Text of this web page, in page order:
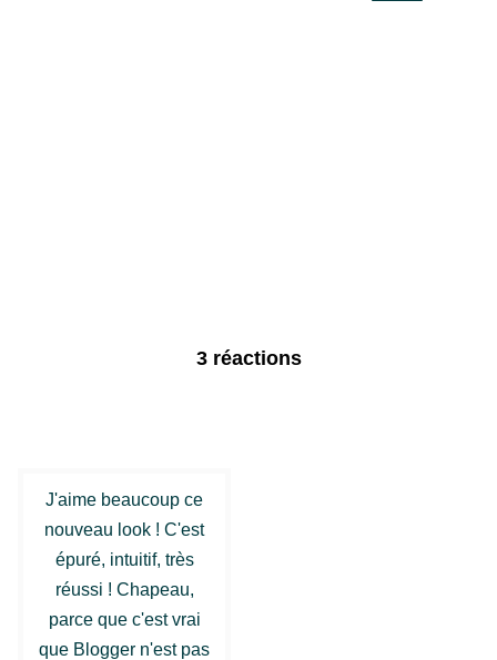
3 réactions
J'aime beaucoup ce
nouveau look ! C'est
épuré, intuitif, très
réussi ! Chapeau,
parce que c'est vrai
que Blogger n'est pas